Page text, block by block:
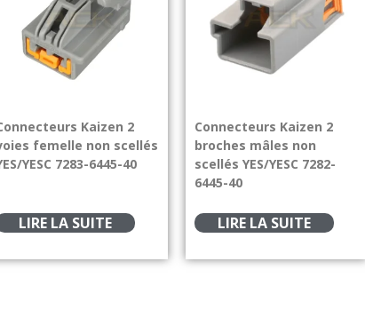
Kaizen 2
femelle non scellés
YESC 7283-6445-40
LIRE LA SUITE
Connecteurs Kaizen 2
broches mâles non
scellés YES/YESC 7282-
6445-40
LIRE LA SUITE